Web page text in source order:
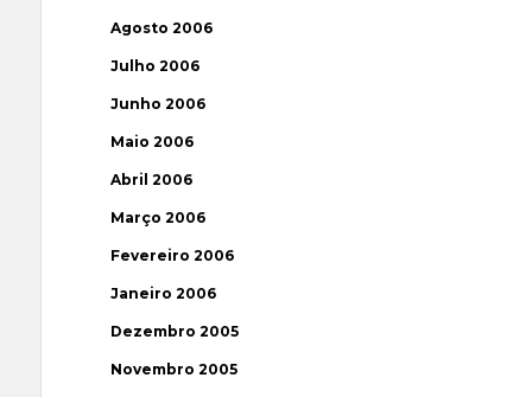
Agosto 2006
Julho 2006
Junho 2006
Maio 2006
Abril 2006
Março 2006
Fevereiro 2006
Janeiro 2006
Dezembro 2005
Novembro 2005